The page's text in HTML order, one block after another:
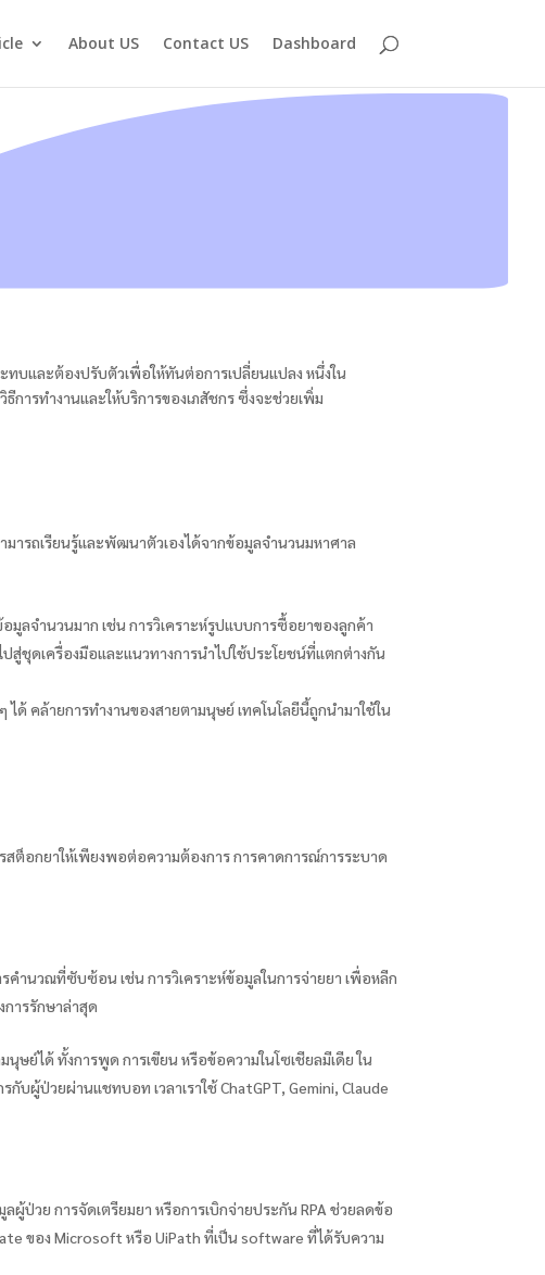
About US Contact US Dashboard
ทบและต้องปรับตัวเพื่อให้ทันต่อการเปลี่ยนแปลง หนึ่งใน
รทำงานและให้บริการของเภสัชกร ซึ่งจะช่วยเพิ่ม
ารถเรียนรู้และพัฒนาตัวเองได้จากข้อมูลจำนวนมหาศาล
มูลจำนวนมาก เช่น การวิเคราะห์รูปแบบการซื้อยาของลูกค้า
สู่ชุดเครื่องมือและแนวทางการนำไปใช้ประโยชน์ที่แตกต่างกัน
ด้ คล้ายการทำงานของสายตามนุษย์ เทคโนโลยีนี้ถูกนำมาใช้ใน
ต็อกยาให้เพียงพอต่อความต้องการ การคาดการณ์การระบาด
ำนวณที่ซับซ้อน เช่น การวิเคราะห์ข้อมูลในการจ่ายยา เพื่อหลีก
การรักษาล่าสุด
ษย์ได้ ทั้งการพูด การเขียน หรือข้อความในโซเชียลมีเดีย ใน
บผู้ป่วยผ่านแชทบอท เวลาเราใช้ ChatGPT, Gemini, Claude
ป่วย การจัดเตรียมยา หรือการเบิกจ่ายประกัน RPA ช่วยลดข้อ
ของ Microsoft หรือ UiPath ที่เป็น software ที่ได้รับความ